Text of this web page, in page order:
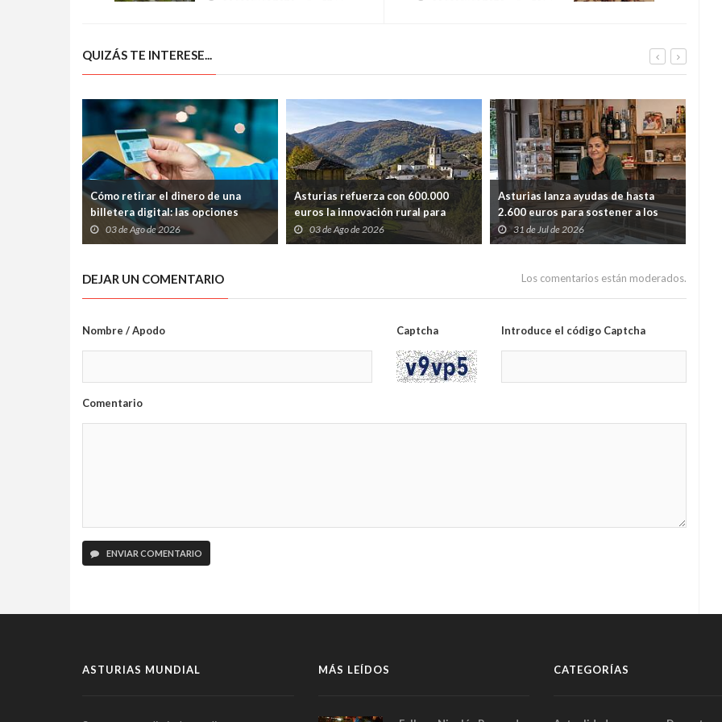
QUIZÁS TE INTERESE...
Cómo retirar el dinero de una
billetera digital: las opciones
disponibles
03 de Ago de 2026
Asturias refuerza con 600.000
euros la innovación rural para
frenar la pérdida de población
03 de Ago de 2026
Asturias lanza ayudas de hasta
2.600 euros para sostener a los
autónomos de los pueblos con
menos población
31 de Jul de 2026
DEJAR UN COMENTARIO Los comentarios están moderados.
Nombre / Apodo Captcha Introduce el código Captcha
Comentario
ENVIAR COMENTARIO
ASTURIAS MUNDIAL MÁS LEÍDOS CATEGORÍAS